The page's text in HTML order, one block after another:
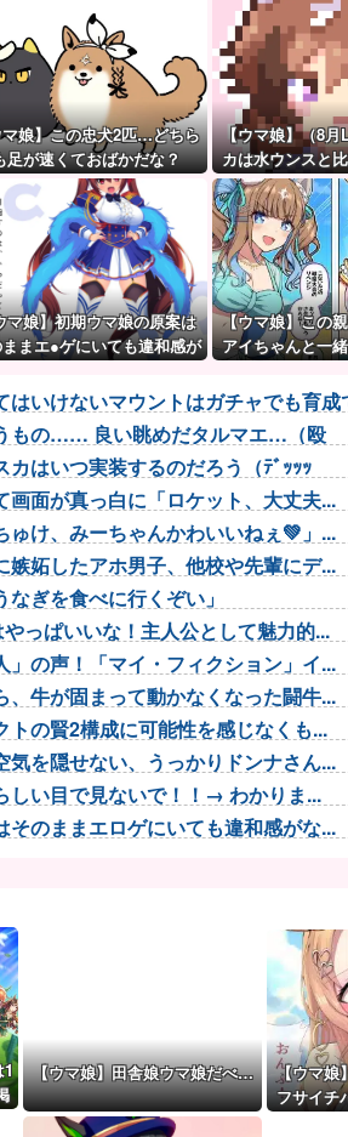
娘】この忠犬2匹…どちら
足が速くておばかだな？
【ウマ娘】（8
カは水ウンスと
なの
マ娘】初期ウマ娘の原案は
まエ●ゲにいても違和感が
【ウマ娘】この
アイちゃんと一
はいけないマウントはガチャでも育成
もの…… 良い眺めだタルマエ…（殴
カはいつ実装するのだろう（ﾃﾞｯｯｯ
面が真っ白に「ロケット、大丈夫...
ゅけ、みーちゃんかわいいねぇ💚」...
嫉妬したアホ男子、他校や先輩にデ...
ぎを食べに行くぞい」
っぱいいな！主人公として魅力的...
の声！「マイ・フィクション」イ...
牛が固まって動かなくなった闘牛...
トの賢2構成に可能性を感じなくも...
気を隠せない、うっかりドンナさん...
しい目で見ないで！！→ わかりま...
そのままエロゲにいても違和感がな...
注文→キャンセルを繰り返した32...
難しくなくね？近隣店舗よりちょっ...
たらなんて答えるのが一番いい？」
した大胆露出衣装で登場
て 大半が交換レート合わせない...
と完凸シャカール、中距離先行編成...
1
【ウマ娘】田舎娘ウマ娘だべ…
【ウマ娘
フサイチ
で